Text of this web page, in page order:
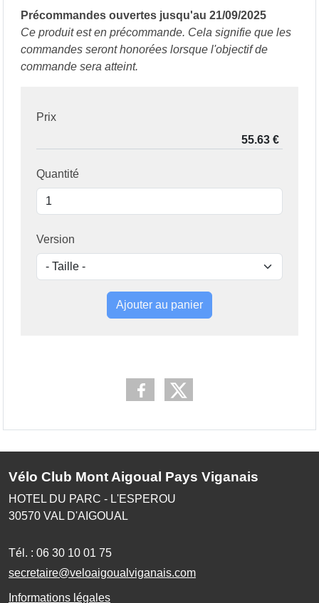
Précommandes ouvertes jusqu'au 21/09/2025
Ce produit est en précommande. Cela signifie que les
commandes seront honorées lorsque l'objectif de
commande sera atteint.
Prix
Quantité
Version
Ajouter au panier
Vélo Club Mont Aigoual Pays Viganais
HOTEL DU PARC - L'ESPEROU
30570 VAL D'AIGOUAL
Tél. : 06 30 10 01 75
secretaire@veloaigoualviganais.com
Informations légales